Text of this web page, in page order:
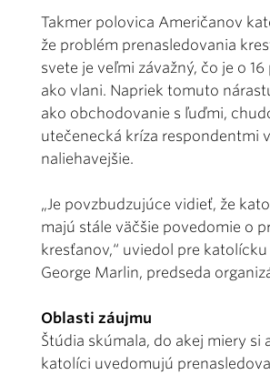
Takmer polovica Američanov
že problém prenasledovania
svete je veľmi závažný, čo je o
ako vlani. Napriek tomuto
ako obchodovanie s ľuďmi,
utečenecká kríza respondentmi
naliehavejšie.
„Je povzbudzujúce vidieť, že
majú stále väčšie povedomie o
kresťanov,“ uviedol pre
George Marlin, predseda
Oblasti záujmu
Štúdia skúmala, do akej miery si
katolíci uvedomujú